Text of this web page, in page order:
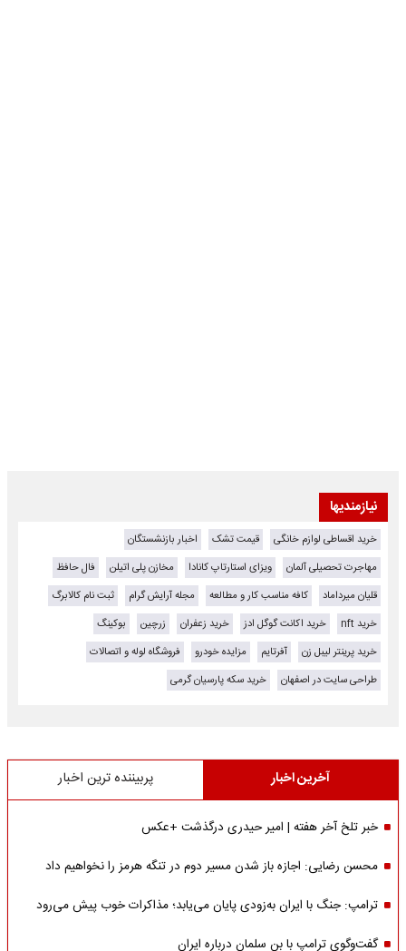
نیازمندیها
خرید اقساطی لوازم خانگی قیمت تشک
اخبار بازنشستگان
مهاجرت تحصیلی آلمان
ویزای استارتاپ کانادا مخازن پلی اتیلن
فال حافظ
قلیان میرداماد
کافه مناسب کار و مطالعه مجله آرایش گرام
ثبت نام کالابرگ
خرید nft
خرید اکانت گوگل ادز خرید زعفران زرچین
بوکینگ
خرید پرینتر لیبل زن
آفرتایم مزایده خودرو
فروشگاه لوله و اتصالات
طراحی سایت در اصفهان
خرید سکه پارسیان گرمی
آخرین اخبار پربیننده ترین اخبار
خبر تلخ آخر هفته | امیر حیدری درگذشت +عکس
محسن رضایی: اجازه باز شدن مسیر دوم در تنگه هرمز را نخواهیم داد
ترامپ: جنگ با ایران به‌زودی پایان می‌یابد؛ مذاکرات خوب پیش می‌رود
گفت‌وگوی ترامپ با بن سلمان درباره ایران